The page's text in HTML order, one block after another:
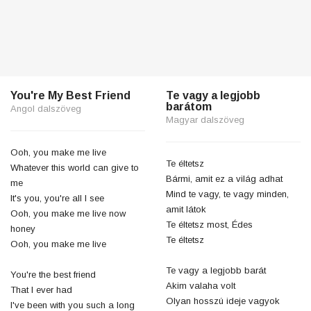
You're My Best Friend
Angol dalszöveg
Ooh, you make me live
Whatever this world can give to
me
It's you, you're all I see
Ooh, you make me live now
honey
Ooh, you make me live
You're the best friend
That I ever had
I've been with you such a long
Te vagy a legjobb
barátom
Magyar dalszöveg
Te éltetsz
Bármi, amit ez a világ adhat
Mind te vagy, te vagy minden,
amit látok
Te éltetsz most, Édes
Te éltetsz
Te vagy a legjobb barát
Akim valaha volt
Olyan hosszú ideje vagyok